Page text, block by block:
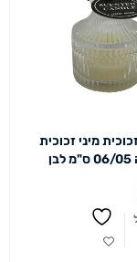
מיני זכוכית